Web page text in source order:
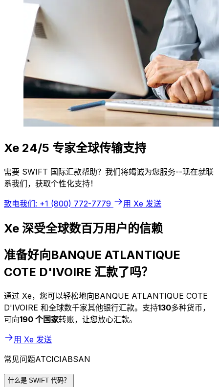
Xe 24/5 专家全球传输支持
需要 SWIFT 国际汇款帮助？我们将竭诚为您服务--现在就联
系我们，获取个性化支持！
致电我们: +1 (800) 772-7779 用 Xe 发送
Xe 深受全球数百万用户的信赖
准备好向BANQUE ATLANTIQUE
COTE D'IVOIRE 汇款了吗？
通过 Xe，您可以轻松地向BANQUE ATLANTIQUE COTE
D'IVOIRE 和全球数千家其他银行汇款。支持130多种货币，
可向190 个国家转账，让您放心汇款。
用 Xe 发送
常见问题ATCICIABSAN
什么是 SWIFT 代码？